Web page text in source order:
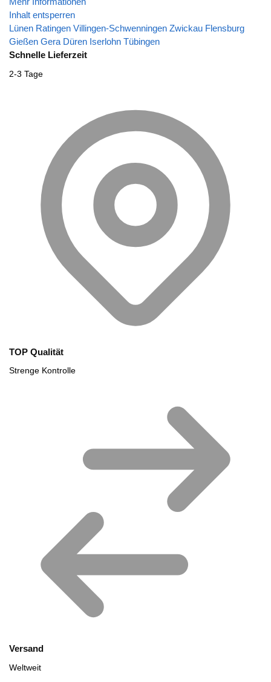
Inhalt entsperren
Lünen Ratingen Villingen-Schwenningen Zwickau Flensburg
Gießen Gera Düren Iserlohn Tübingen
Schnelle Lieferzeit
2-3 Tage
TOP Qualität
Strenge Kontrolle
Versand
Weltweit